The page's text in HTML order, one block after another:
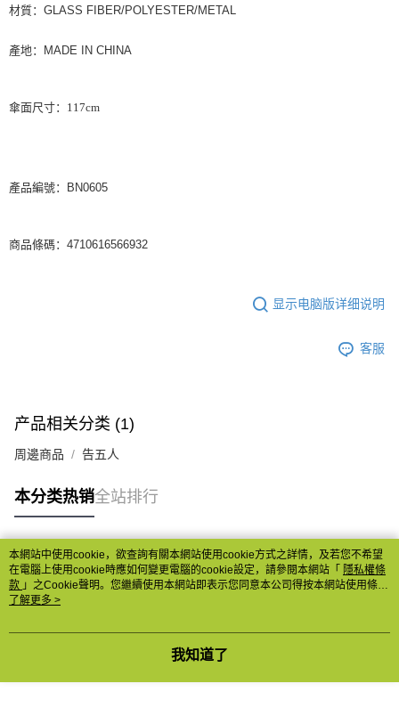
材質： GLASS FIBER/POLYESTER/METAL
產地： MADE IN CHINA
傘面尺寸： 117cm
產品編號：BN0605
商品條碼：4710616566932
显示电脑版详细说明
客服
产品相关分类 (1)
周邊商品 告五人
本分类热销全站排行
热门标签
本網站中使用cookie，欲查詢有關本網站使用cookie方式之詳情，及若您不希望
在電腦上使用cookie時應如何變更電腦的cookie設定，請參閱本網站「 隱私權條
款 」之Cookie聲明。您繼續使用本網站即表示您同意本公司得按本網站使用條款
之Cookie聲明使用cookie。
了解更多 >
我知道了